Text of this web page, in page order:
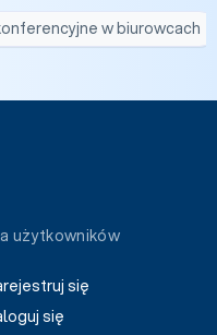
w biurowcach
użytkowników
się
się